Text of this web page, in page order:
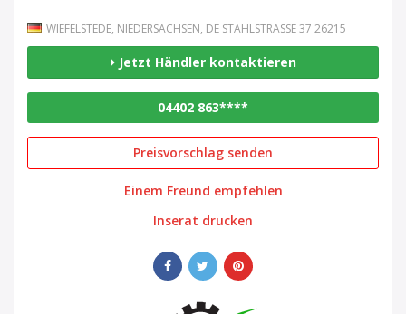
WIEFELSTEDE, NIEDERSACHSEN, DE STAHLSTRASSE 37 26215
Jetzt Händler kontaktieren
04402 863****
Preisvorschlag senden
Einem Freund empfehlen
Inserat drucken